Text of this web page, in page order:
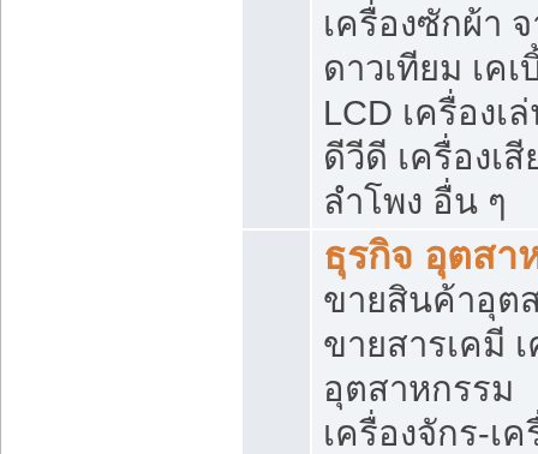
เครื่องซักผ้า
ดาวเทียม เคเ
LCD เครื่องเ
ดีวีดี เครื่องเ
ลำโพง อื่น ๆ
ธุรกิจ อุตสา
ขายสินค้าอุต
ขายสารเคมี
อุตสาหกรรม
เครื่องจักร-เ